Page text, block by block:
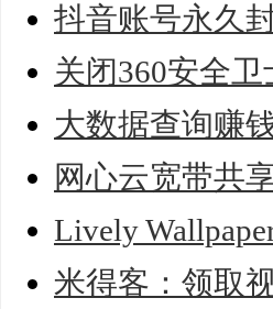
抖音账号永久
关闭360安全
大数据查询赚
网心云宽带共
Lively
米得客：领取